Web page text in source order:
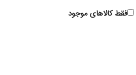
فقط کالاهای موجود